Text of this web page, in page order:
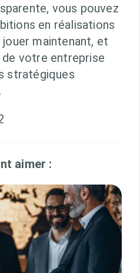
vous pouvez
en réalisations
maintenant, et
votre entreprise
stratégiques
aimer :